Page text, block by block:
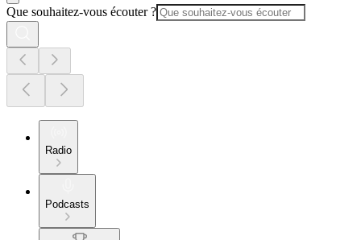
Que souhaitez-vous écouter ?
Radio
Podcasts